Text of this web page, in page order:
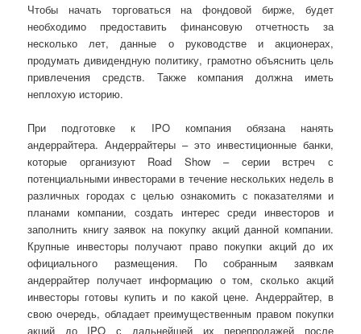
Чтобы начать торговаться на фондовой бирже, будет
необходимо предоставить финансовую отчетность за
несколько лет, данные о руководстве и акционерах,
продумать дивидендную политику, грамотно объяснить цель
привлечения средств. Также компания должна иметь
неплохую историю.
При подготовке к IPO компания обязана нанять
андеррайтера. Андеррайтеры – это инвестиционные банки,
которые организуют Road Show – серии встреч с
потенциальными инвесторами в течение нескольких недель в
различных городах с целью ознакомить с показателями и
планами компании, создать интерес среди инвесторов и
заполнить книгу заявок на покупку акций данной компании.
Крупные инвесторы получают право покупки акций до их
официального размещения. По собранным заявкам
андеррайтер получает информацию о том, сколько акций
инвесторы готовы купить и по какой цене. Андеррайтер, в
свою очередь, обладает преимущественным правом покупки
акций до IPO с дальнейшей их перепродажей после